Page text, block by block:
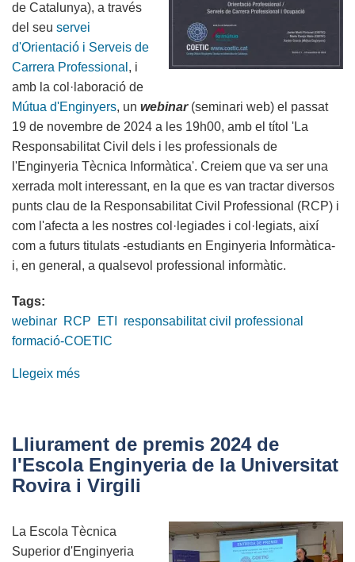
de Catalunya), a través
del seu servei
d'Orientació i Serveis de
Carrera Professional , i
amb la col·laboració de
Mútua d'Enginyers, un webinar(seminari web) el passat
19 de novembre de 2024 a les 19h00, amb el títol 'La
Responsabilitat Civil dels i les professionals de
l'Enginyeria Tècnica Informàtica'. Creiem que va ser una
xerrada molt interessant, en la que es van tractar diversos
punts clau de la Responsabilitat Civil Professional (RCP) i
com l'afecta a les nostres col·legiades i col·legiats, així
com a futurs titulats -estudiants en Enginyeria Informàtica-
i, en general, a qualsevol professional informàtic.
Tags:
webinar RCP ETI
responsabilitat civil professional
formació-COETIC
Llegeix més
'La
Responsabilitat
Civil
i
les
Lliurament de premis 2024 de
l'Escola Enginyeria de la Universitat
Rovira i Virgili
La Escola Tècnica
Superior d'Enginyeria